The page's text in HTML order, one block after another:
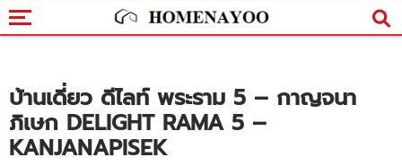
บ้านเดี่ยว ดีไลท์ พระราม 5 – กาญจนา
ภิเษก DELIGHT RAMA 5 –
KANJANAPISEK